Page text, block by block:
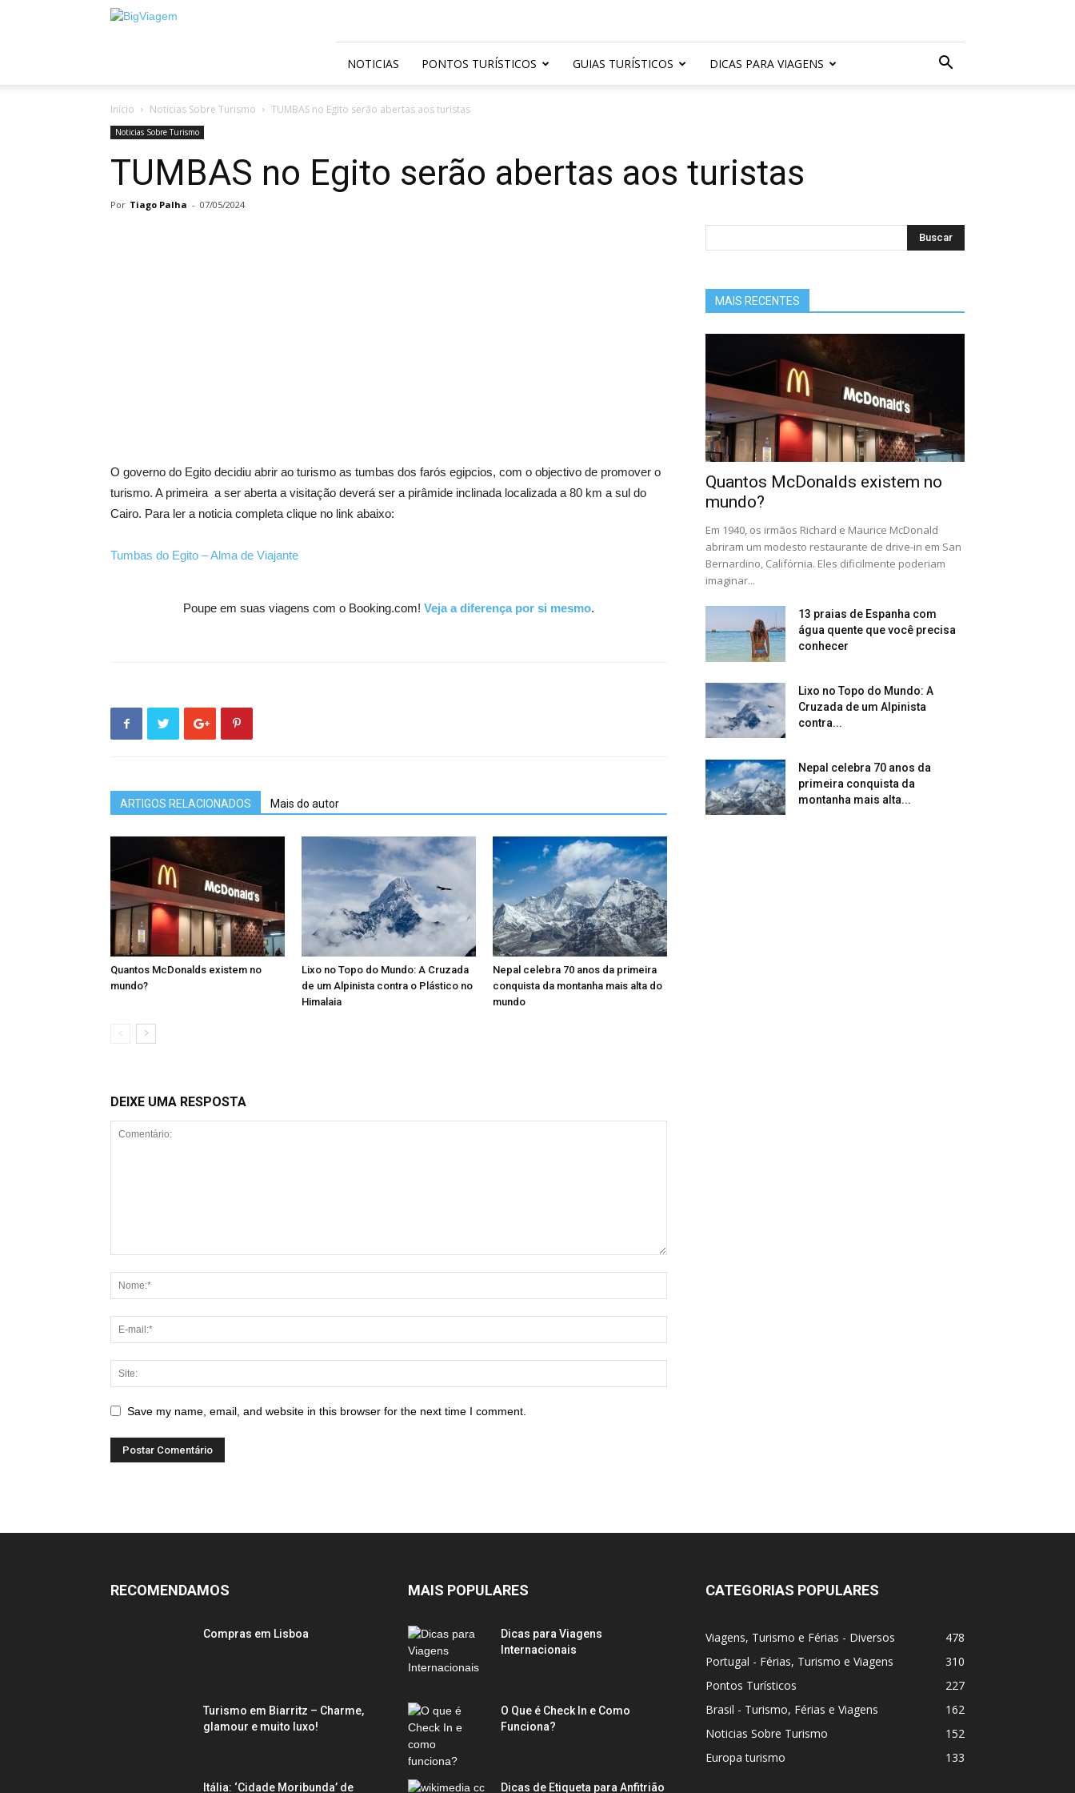
BigViagem
NOTICIAS PONTOS TURÍSTICOS GUIAS TURÍSTICOS DICAS PARA VIAGENS
Início Noticias Sobre Turismo TUMBAS no Egito serão abertas aos turistas
Noticias Sobre Turismo
TUMBAS no Egito serão abertas aos turistas
Por Tiago Palha - 07/05/2024
O governo do Egito decidiu abrir ao turismo as tumbas dos farós egipcios, com o objectivo de promover o
turismo. A primeira a ser aberta a visitação deverá ser a pirâmide inclinada localizada a 80 km a sul do
Cairo. Para ler a noticia completa clique no link abaixo:
Tumbas do Egito – Alma de Viajante
Poupe em suas viagens com o Booking.com! Veja a diferença por si mesmo.
ARTIGOS RELACIONADOS Mais do autor
Quantos McDonalds existem no
mundo?
Lixo no Topo do Mundo: A Cruzada
de um Alpinista contra o Plástico no
Himalaia
Nepal celebra 70 anos da primeira
conquista da montanha mais alta do
mundo
DEIXE UMA RESPOSTA
Save my name, email, and website in this browser for the next time I comment.
MAIS RECENTES
Quantos McDonalds existem no
mundo?
Em 1940, os irmãos Richard e Maurice McDonald
abriram um modesto restaurante de drive-in em San
Bernardino, Califórnia. Eles dificilmente poderiam
imaginar...
13 praias de Espanha com
água quente que você precisa
conhecer
Lixo no Topo do Mundo: A
Cruzada de um Alpinista
contra...
Nepal celebra 70 anos da
primeira conquista da
montanha mais alta...
RECOMENDAMOS
Compras em Lisboa
Turismo em Biarritz – Charme,
glamour e muito luxo!
Itália: ‘Cidade Moribunda’ de
MAIS POPULARES
Dicas para Viagens
Internacionais
O Que é Check In e Como
Funciona?
Dicas de Etiqueta para Anfitrião
CATEGORIAS POPULARES
Viagens, Turismo e Férias - Diversos
478
Portugal - Férias, Turismo e Viagens
310
Pontos Turísticos
227
Brasil - Turismo, Férias e Viagens
162
Noticias Sobre Turismo
152
Europa turismo
133